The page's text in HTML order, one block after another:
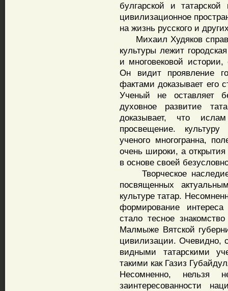
булгарской и
цивилизационное
на жизнь русского и
Михаил Худяков
культуры лежит
и многовековой истории,
Он видит проявление
фактами доказывает его
Ученый не оставляет
духовное развитие
доказывает, что
просвещение.
ученого многогранна,
очень широки, а
в основе своей
Творческое наследие
посвященных
культуре татар.
формирование
стало тесное
Малмыже Вятской
цивилизации. Очевидно,
видными татарскими
такими как Газиз
Несомненно, нельзя
заинтересованности